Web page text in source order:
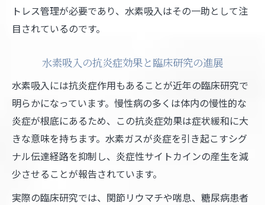
トレス管理が必要であり、水素吸入はその一助として注
目されているのです。
水素吸入の抗炎症効果と臨床研究の進展
水素吸入には抗炎症作用もあることが近年の臨床研究で
明らかになっています。慢性病の多くは体内の慢性的な
炎症が根底にあるため、この抗炎症効果は症状緩和に大
きな意味を持ちます。水素ガスが炎症を引き起こすシグ
ナル伝達経路を抑制し、炎症性サイトカインの産生を減
少させることが報告されています。
実際の臨床研究では、関節リウマチや喘息、糖尿病患者